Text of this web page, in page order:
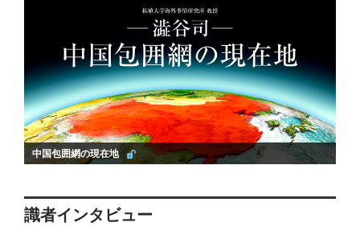
中国包囲網の現在地
識者インタビュー